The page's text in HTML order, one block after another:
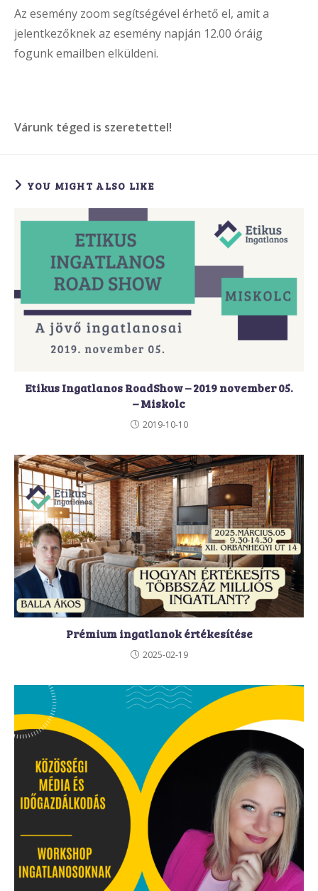
Az esemény zoom segítségével érhető el, amit a
jelentkezőknek az esemény napján 12.00 óráig
fogunk emailben elküldeni.
Várunk téged is szeretettel!
YOU MIGHT ALSO LIKE
Etikus Ingatlanos RoadShow – 2019 november 05.
– Miskolc
2019-10-10
Prémium ingatlanok értékesítése
2025-02-19